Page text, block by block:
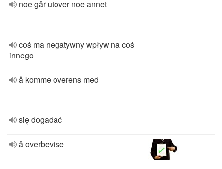
noe går utover noe annet
coś ma negatywny wpływ na coś
innego
å komme overens med
się dogadać
å overbevise